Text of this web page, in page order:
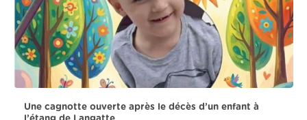
Une cagnotte ouverte après le décès d’un enfant à